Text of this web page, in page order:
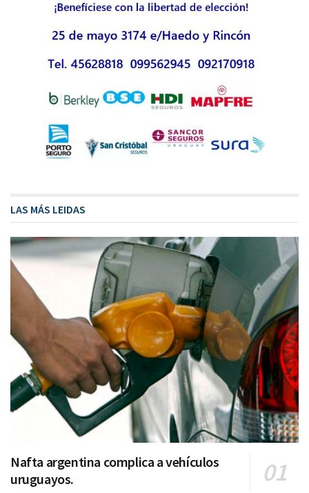
LAS MÁS LEIDAS
Nafta argentina complica a vehículos
uruguayos.